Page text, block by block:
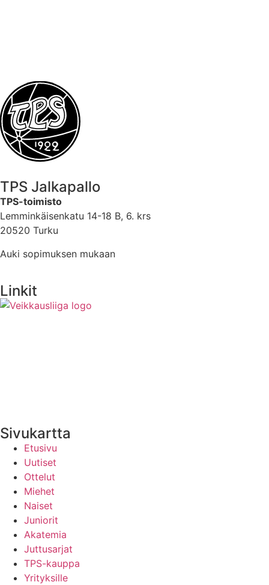
TPS Jalkapallo
TPS-toimisto
Lemminkäisenkatu 14-18 B, 6. krs
20520 Turku
Auki sopimuksen mukaan
Linkit
Sivukartta
Etusivu
Uutiset
Ottelut
Miehet
Naiset
Juniorit
Akatemia
Juttusarjat
TPS-kauppa
Yrityksille